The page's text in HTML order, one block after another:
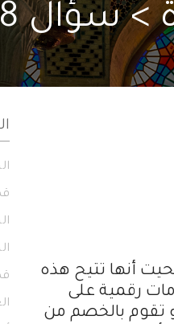
375888
أنها تتيح هذه
رقمية على
و تقوم بالخصم من